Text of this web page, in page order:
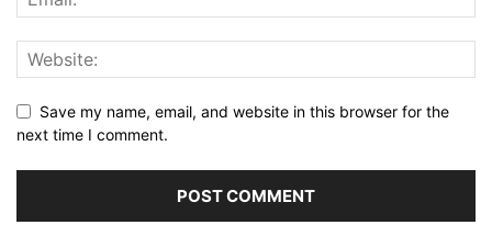
Save my name, email, and website in this browser for the
next time I comment.